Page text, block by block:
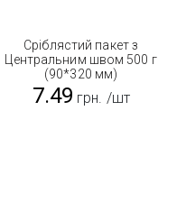
Сріблястий пакет з
Центральним швом 500 г
(90*320 мм)
7.49 грн. /шт